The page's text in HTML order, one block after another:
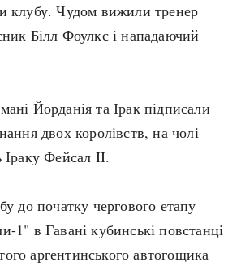
клубу. Чудом вижили тренер
Білл Фоулкс і нападаючий
Йорданія та Ірак підписали
двох королівств, на чолі
Іраку Фейсал II.
до початку чергового етапу
1" в Гавані кубинські повстанці
аргентинського автогощика